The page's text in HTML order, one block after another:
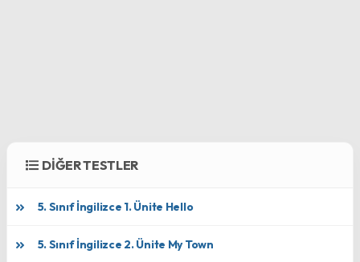
DİĞER TESTLER
5. Sınıf İngilizce 1. Ünite Hello
5. Sınıf İngilizce 2. Ünite My Town